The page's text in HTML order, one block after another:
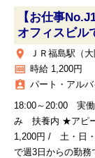
【お仕事
オフィスビル
place ＪＲ福島駅（
money 時給 1,200円
assignment_ind パート・アルバ
18:00～20:00 実
み 扶養内 ★アピ
1,200円 / 土・日・
で週3日からの勤務